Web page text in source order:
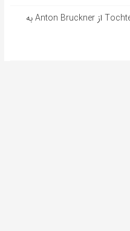
آهنگ آلمانی Tochterkomplex از Anton Bruckner به